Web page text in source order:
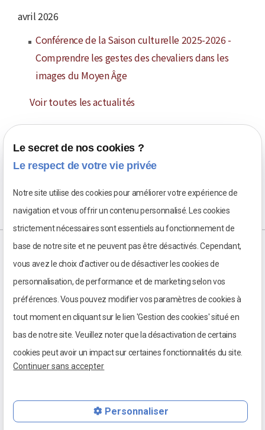
avril 2026
Conférence de la Saison culturelle 2025-2026 -
Comprendre les gestes des chevaliers dans les
images du Moyen Âge
Voir toutes les actualités
Le secret de nos cookies ?
Le respect de votre vie privée
Notre site utilise des cookies pour améliorer votre expérience de
navigation et vous offrir un contenu personnalisé. Les cookies
strictement nécessaires sont essentiels au fonctionnement de
base de notre site et ne peuvent pas être désactivés. Cependant,
vous avez le choix d'activer ou de désactiver les cookies de
personnalisation, de performance et de marketing selon vos
préférences. Vous pouvez modifier vos paramètres de cookies à
tout moment en cliquant sur le lien 'Gestion des cookies' situé en
bas de notre site. Veuillez noter que la désactivation de certains
cookies peut avoir un impact sur certaines fonctionnalités du site.
Continuer sans accepter
Personnaliser